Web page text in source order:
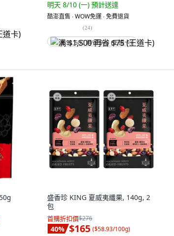
明天 8/10 (一) 預計送達
酷澎直售 ∙ WOW免運 ∙ 免費退貨
(24)
满 $1,500 再省 $75 (王道卡)
盛香珍 KING 夏威夷纖果, 140g, 2
包
首購折扣價$276
40% $165 ($58.93/100g)